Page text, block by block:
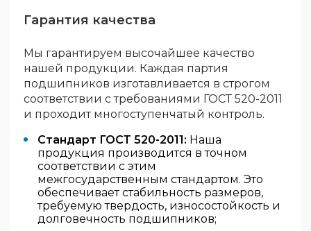
Гарантия качества
Мы гарантируем высочайшее качество
нашей продукции. Каждая партия
подшипников изготавливается в строгом
соответствии с требованиями ГОСТ 520-2011
и проходит многоступенчатый контроль.
Стандарт ГОСТ 520-2011: Наша
продукция производится в точном
соответствии с этим
межгосударственным стандартом. Это
обеспечивает стабильность размеров,
требуемую твердость, износостойкость и
долговечность подшипников;